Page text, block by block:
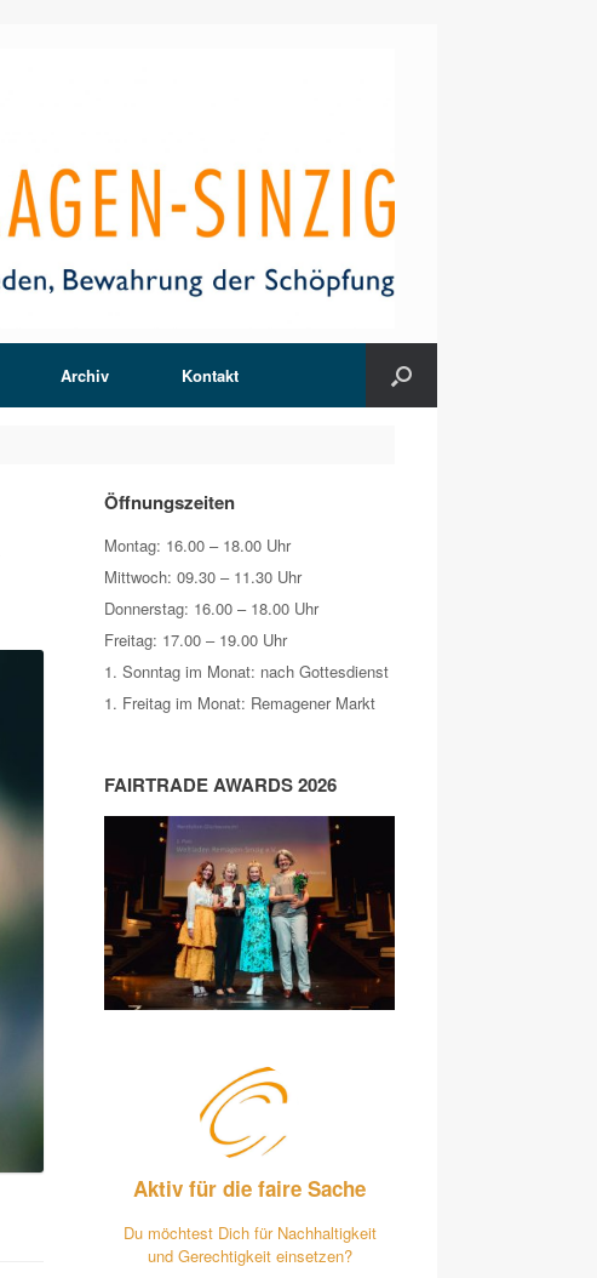
Archiv Kontakt
Öffnungszeiten
Montag: 16.00 – 18.00 Uhr
Mittwoch: 09.30 – 11.30 Uhr
Donnerstag: 16.00 – 18.00 Uhr
Freitag: 17.00 – 19.00 Uhr
1. Sonntag im Monat: nach Gottesdienst
1. Freitag im Monat: Remagener Markt
FAIRTRADE AWARDS 2026
Aktiv für die faire Sache
Du möchtest Dich für Nachhaltigkeit
und Gerechtigkeit einsetzen?